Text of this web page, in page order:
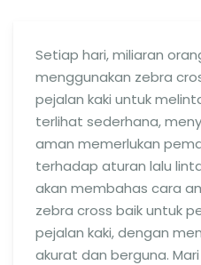
Setiap hari, miliaran
menggunakan zebra
pejalan kaki untuk
terlihat sederhana,
aman memerlukan
terhadap aturan lalu
akan membahas cara
zebra cross baik untuk
pejalan kaki, dengan
akurat dan berguna.